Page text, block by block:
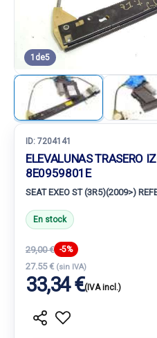
1 de5
ID: 7204141
ELEVALUNAS TRASERO
8E0959801E
SEAT EXEO ST (3R5)(2009>)
En stock
29,00 € -5%
27.55 € (sin IVA)
33,34 €(IVA incl.)